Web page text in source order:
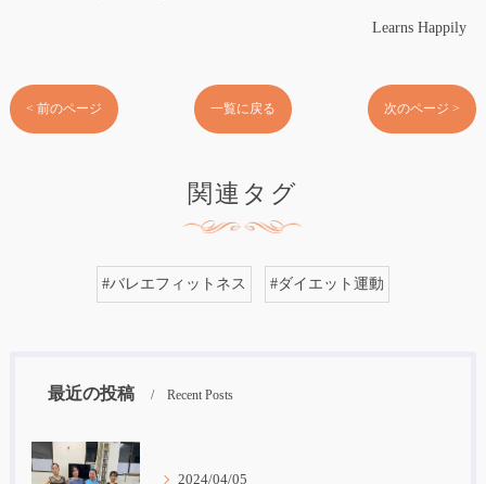
Learns Happily
< 前のページ 一覧に戻る 次のページ >
関連タグ
#バレエフィットネス #ダイエット運動
最近の投稿 Recent Posts
2024/04/05